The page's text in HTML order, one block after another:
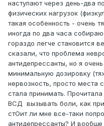
наступают через день-два
физических нагрузок
такая особенность - очень
иногда по два часа
гораздо легче становится
сказали, что проблема
антидепрессанты, но я
минимальную дозировку
нервозность, просто места
стала принимать.
ВСД вызывать боли, как
стОит ли мне все-таки
антидепрессанты? И